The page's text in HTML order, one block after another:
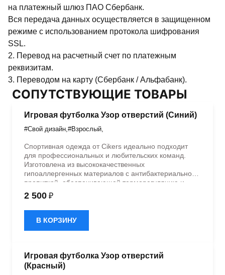
на платежный шлюз ПАО Сбербанк.
Вся передача данных осуществляется в защищенном
режиме с использованием протокола шифрования
SSL.
2. Перевод на расчетный счет по платежным
реквизитам.
3. Переводом на карту (Сбербанк / Альфабанк).
СОПУТСТВУЮЩИЕ ТОВАРЫ
Игровая футболка Узор отверстий (Синий)
#Свой дизайн #Взрослый
Спортивная одежда от Cikers идеально подходит
для профессиональных и любительских команд.
Изготовлена из высококачественных
гипоаллергенных материалов с антибактериальной
пропиткой, обеспечивающей терморегуляцию и
быстрое влагоотведение. Одежда обладает
эластичностью в 5 направлениях и стильным
дизайном.
2 500 ₽
В КОРЗИНУ
Игровая футболка Узор отверстий
(Красный)